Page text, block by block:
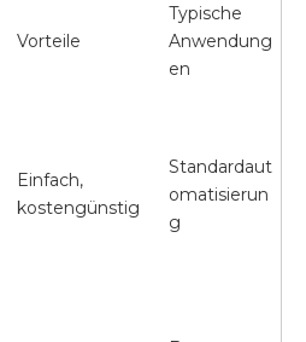
Vorteile
Typische
Anwendung
en
Einfach,
kostengünstig
Standardaut
omatisierun
g